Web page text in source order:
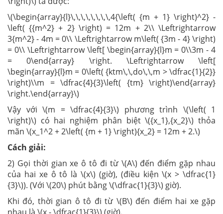
\(\begin{array}{l}\,\,\,\,\,\,\,\,4{\left( {m + 1} \right)^2} -
\left( {{m^2} + 2} \right) = 12m + 2\\ \Leftrightarrow
3{m^2} - 4m = 0\\ \Leftrightarrow m\left( {3m - 4} \right)
= 0\\ \Leftrightarrow \left[ \begin{array}{l}m = 0\\3m - 4
= 0\end{array} \right. \Leftrightarrow \left[
\begin{array}{l}m = 0\left( {ktm\,\,do\,\,m > \dfrac{1}{2}}
\right)\\m = \dfrac{4}{3}\left( {tm} \right)\end{array}
\right.\end{array}\)
Vậy với \(m = \dfrac{4}{3}\) phương trình \(\left( 1
\right)\) có hai nghiệm phân biệt \({x_1},{x_2}\) thỏa
mãn \(x_1^2 + 2\left( {m + 1} \right){x_2} = 12m + 2.\)
Cách giải:
2) Gọi thời gian xe ô tô đi từ \(A\) đến điểm gặp nhau
của hai xe ô tô là \(x\) (giờ), (điều kiện \(x > \dfrac{1}
{3}\)). (Với \(20\) phút bằng \(\dfrac{1}{3}\) giờ).
Khi đó, thời gian ô tô đi từ \(B\) đến điểm hai xe gặp